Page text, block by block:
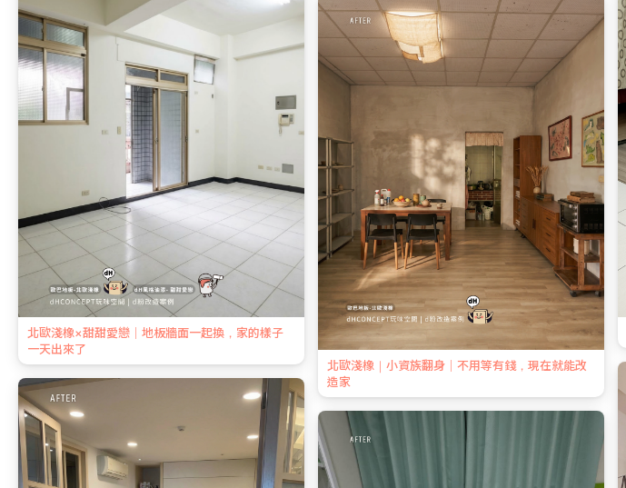
北歐淺橡×甜甜愛戀｜地板牆面一起換，家的樣子
一天出來了
北歐淺橡｜小資族翻身｜不用等有錢，現在就能改
造家